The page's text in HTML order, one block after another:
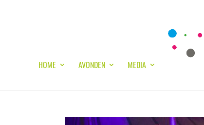
HOME AVONDEN MEDIA